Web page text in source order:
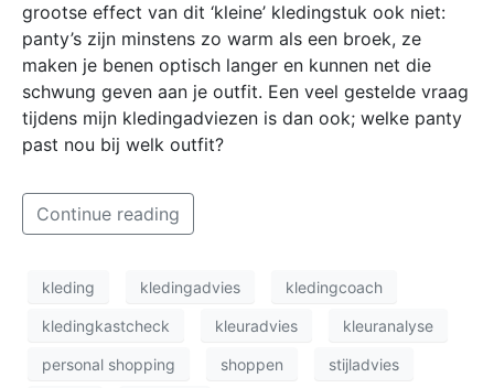
grootse effect van dit ‘kleine’ kledingstuk ook niet:
panty’s zijn minstens zo warm als een broek, ze
maken je benen optisch langer en kunnen net die
schwung geven aan je outfit. Een veel gestelde vraag
tijdens mijn kledingadviezen is dan ook; welke panty
past nou bij welk outfit?
Continue reading
kleding kledingadvies kledingcoach
kledingkastcheck kleuradvies kleuranalyse
personal shopping shoppen stijladvies